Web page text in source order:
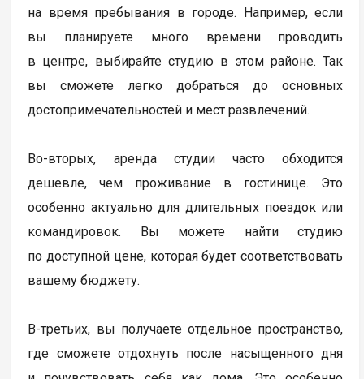
на время пребывания в городе. Например, если
вы планируете много времени проводить
в центре, выбирайте студию в этом районе. Так
вы сможете легко добраться до основных
достопримечательностей и мест развлечений.
Во-вторых, аренда студии часто обходится
дешевле, чем проживание в гостинице. Это
особенно актуально для длительных поездок или
командировок. Вы можете найти студию
по доступной цене, которая будет соответствовать
вашему бюджету.
В-третьих, вы получаете отдельное пространство,
где сможете отдохнуть после насыщенного дня